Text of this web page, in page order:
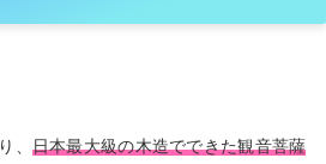
、 日本最大級の木造でできた観音菩薩